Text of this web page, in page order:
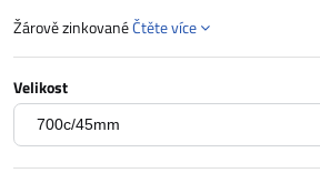
Žárově zinkovanéČtěte více
Velikost